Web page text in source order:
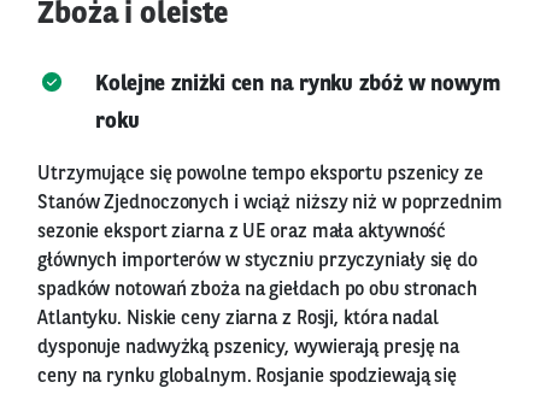
Zboża i oleiste
Kolejne zniżki cen na rynku zbóż w nowym
roku
Utrzymujące się powolne tempo eksportu pszenicy ze
Stanów Zjednoczonych i wciąż niższy niż w poprzednim
sezonie eksport ziarna z UE oraz mała aktywność
głównych importerów w styczniu przyczyniały się do
spadków notowań zboża na giełdach po obu stronach
Atlantyku. Niskie ceny ziarna z Rosji, która nadal
dysponuje nadwyżką pszenicy, wywierają presję na
ceny na rynku globalnym. Rosjanie spodziewają się